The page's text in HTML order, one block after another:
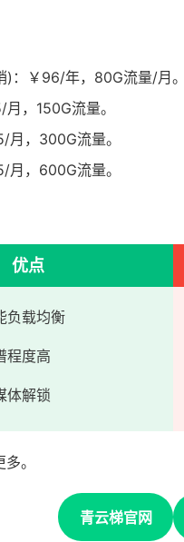
)：￥96/年，80G流量/月。
，150G流量。
，300G流量。
，600G流量。
优点
负载均衡
程度高
体解锁
。
青云梯官网